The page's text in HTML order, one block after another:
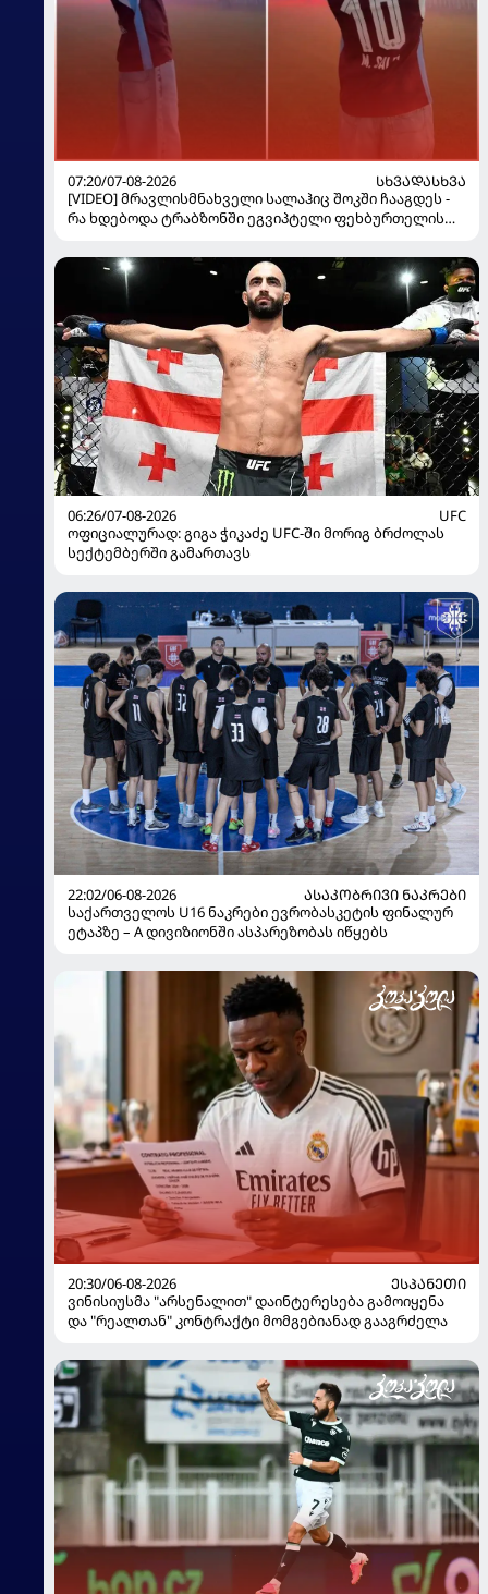
07:20/07-08-2026
ᲡᲮᲕᲐᲓᲐᲡᲮᲕᲐ
[VIDEO] მრავლისმნახველი სალაჰიც შოკში ჩააგდეს -
რა ხდებოდა ტრაბზონში ეგვიპტელი ფეხბურთელის
06:26/07-08-2026
UFC
ოფიციალურად: გიგა ჭიკაძე UFC-ში მორიგ ბრძოლას
სექტემბერში გამართავს
22:02/06-08-2026
ᲐᲡᲐᲙᲝᲑᲠᲘᲕᲘ ᲜᲐᲙᲠᲔᲑᲘ
საქართველოს U16 ნაკრები ევრობასკეტის ფინალურ
ეტაპზე – A დივიზიონში ასპარეზობას იწყებს
20:30/06-08-2026
ᲔᲡᲞᲐᲜᲔᲗᲘ
ვინისიუსმა "არსენალით" დაინტერესება გამოიყენა
და "რეალთან" კონტრაქტი მომგებიანად გააგრძელა